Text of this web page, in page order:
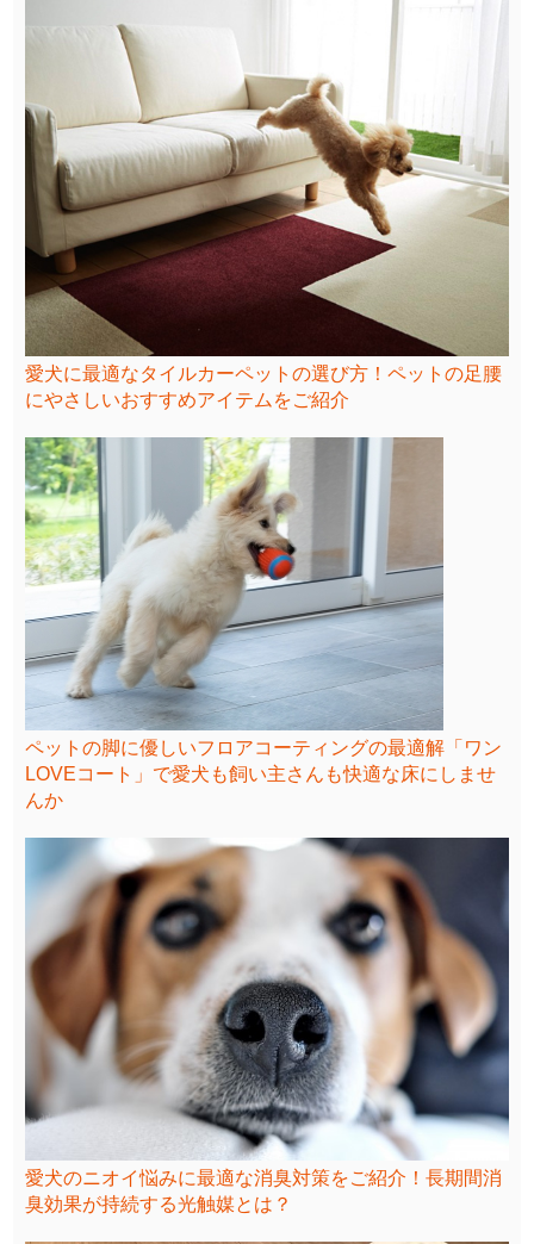
愛犬に最適なタイルカーペットの選び方！ペットの足腰
にやさしいおすすめアイテムをご紹介
ペットの脚に優しいフロアコーティングの最適解「ワン
LOVEコート」で愛犬も飼い主さんも快適な床にしませ
んか
愛犬のニオイ悩みに最適な消臭対策をご紹介！長期間消
臭効果が持続する光触媒とは？